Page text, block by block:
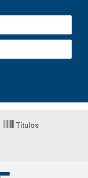
Títulos